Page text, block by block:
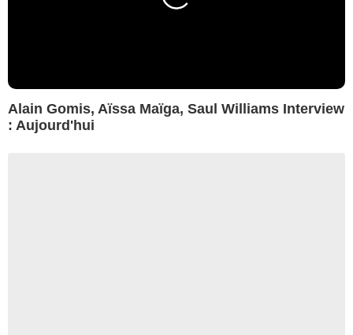
Alain Gomis, Aïssa Maïga, Saul Williams Interview
: Aujourd'hui